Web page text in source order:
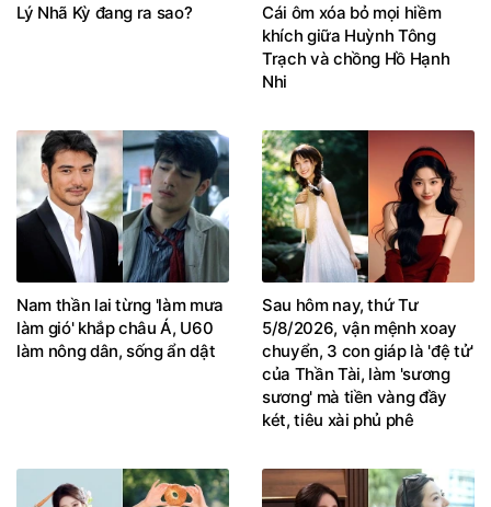
Lý Nhã Kỳ đang ra sao?
Cái ôm xóa bỏ mọi hiềm
khích giữa Huỳnh Tông
Trạch và chồng Hồ Hạnh
Nhi
Nam thần lai từng 'làm mưa
làm gió' khắp châu Á, U60
làm nông dân, sống ẩn dật
Sau hôm nay, thứ Tư
5/8/2026, vận mệnh xoay
chuyển, 3 con giáp là 'đệ tử'
của Thần Tài, làm 'sương
sương' mà tiền vàng đầy
két, tiêu xài phủ phê